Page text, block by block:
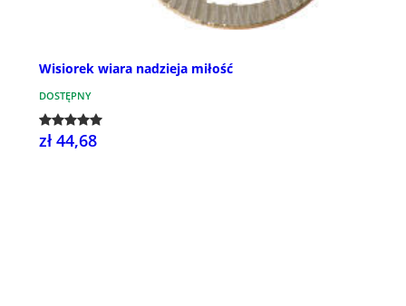
Wisiorek wiara nadzieja miłość
DOSTĘPNY
zł 44,68